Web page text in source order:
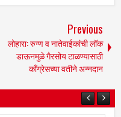
Previous
लोहारा: रुग्ण व नातेवाईकांची लॉक
डाऊनमुळे गैरसोय टाळण्यासाठी
काँग्रेसच्या वतीने अन्नदान